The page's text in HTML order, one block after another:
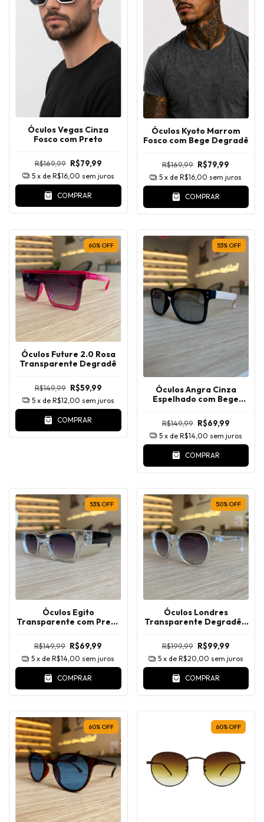
Óculos Vegas Cinza
Fosco com Preto
R$169,99 R$79,99
5 x de R$16,00 sem juros
COMPRAR
Óculos Kyoto Marrom
Fosco com Bege Degradê
R$169,99 R$79,99
5 x deR$16,00 sem juros
COMPRAR
60% OFF
Óculos Future 2.0 Rosa
Transparente Degradê
R$149,99 R$59,99
5 x de R$12,00 sem juros
COMPRAR
53% OFF
Óculos Angra Cinza
Espelhado com Bege
R$149,99 R$69,99
5 x de R$14,00 sem juros
COMPRAR
53% OFF
Óculos Egito
Transparente com Preto
R$149,99 R$69,99
5 x deR$14,00 sem juros
COMPRAR
50% OFF
Óculos Londres
Transparente Degradê -
R$199,99 R$99,99
5 x de R$20,00 sem juros
COMPRAR
60% OFF 60% OFF